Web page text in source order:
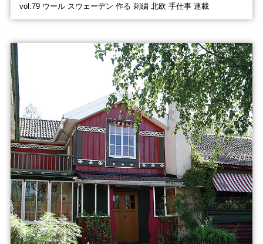
vol.79 ウール スウェーデン 作る 刺繍 北欧 手仕事 連載